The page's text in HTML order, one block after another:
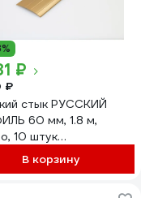
₽
₽
стык РУССКИЙ
60 мм, 1.8 м,
10 штук
В корзину